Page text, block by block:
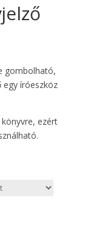
gombolható,
egy íróeszköz
ezért